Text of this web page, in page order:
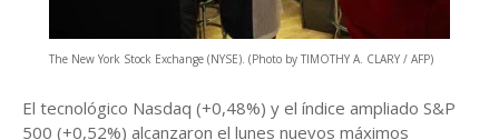
The New York Stock Exchange (NYSE). (Photo by TIMOTHY A. CLARY / AFP)
El tecnológico Nasdaq (+0,48%) y el índice ampliado S&P
500 (+0,52%) alcanzaron el lunes nuevos máximos